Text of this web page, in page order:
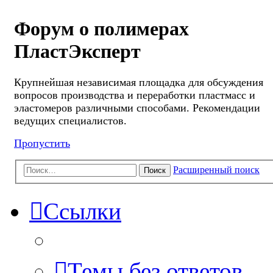
Форум о полимерах
ПластЭксперт
Крупнейшая независимая площадка для обсуждения
вопросов производства и переработки пластмасс и
эластомеров различными способами. Рекомендации
ведущих специалистов.
Пропустить
Поиск Расширенный поиск
Ссылки